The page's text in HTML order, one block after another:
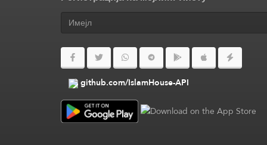
github.com/IslamHouse-API